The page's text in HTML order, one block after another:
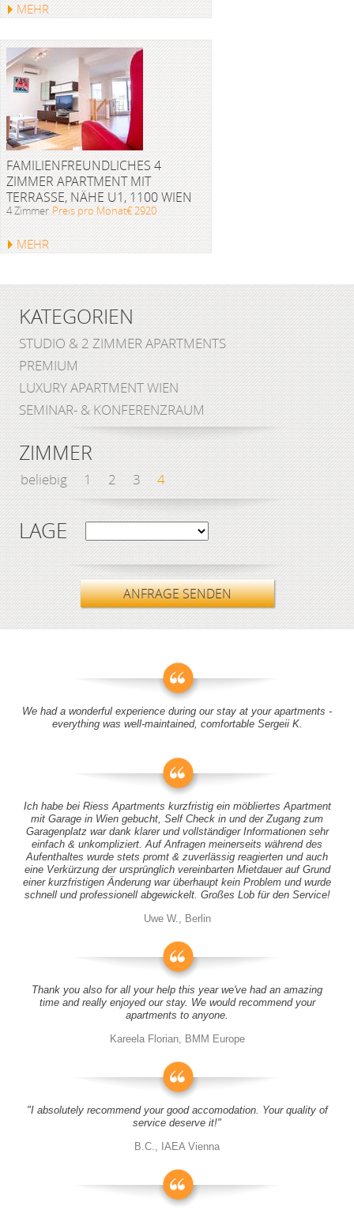
MEHR
FAMILIENFREUNDLICHES 4
ZIMMER APARTMENT MIT
TERRASSE, NÄHE U1, 1100 WIEN
4 Zimmer Preis pro Monat€ 2920
MEHR
KATEGORIEN
STUDIO & 2 ZIMMER APARTMENTS
PREMIUM
LUXURY APARTMENT WIEN
SEMINAR- & KONFERENZRAUM
ZIMMER
beliebig 1 2 3 4
LAGE
ANFRAGE SENDEN
We had a wonderful experience during our stay at your apartments -
everything was well-maintained, comfortable Sergeii K.
Ich habe bei Riess Apartments kurzfristig ein möbliertes Apartment
mit Garage in Wien gebucht, Self Check in und der Zugang zum
Garagenplatz war dank klarer und vollständiger Informationen sehr
einfach & unkompliziert. Auf Anfragen meinerseits während des
Aufenthaltes wurde stets promt & zuverlässig reagierten und auch
eine Verkürzung der ursprünglich vereinbarten Mietdauer auf Grund
einer kurzfristigen Änderung war überhaupt kein Problem und wurde
schnell und professionell abgewickelt. Großes Lob für den Service!
Uwe W., Berlin
Thank you also for all your help this year we've had an amazing
time and really enjoyed our stay. We would recommend your
apartments to anyone.
Kareela Florian, BMM Europe
"I absolutely recommend your good accomodation. Your quality of
service deserve it!"
B.C., IAEA Vienna